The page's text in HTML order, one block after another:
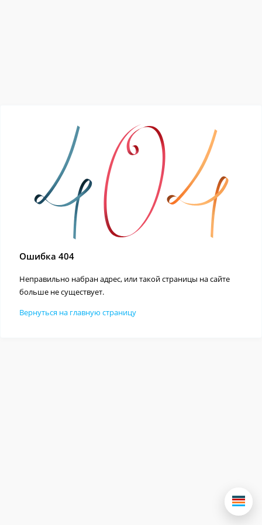
Ошибка 404
Неправильно набран адрес, или такой страницы на сайте
больше не существует.
Вернуться на главную страницу